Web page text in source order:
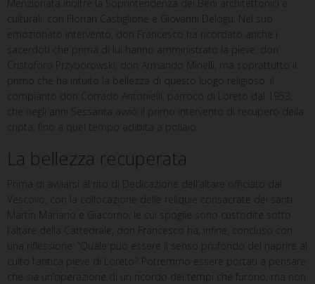
Menzionata inoltre la Soprintendenza dei Beni architettonici e
culturali, con Florian Castiglione e Giovanni Delogu. Nel suo
emozionato intervento, don Francesco ha ricordato anche i
sacerdoti che prima di lui hanno amministrato la pieve: don
Cristoforo Przyborowski, don Armando Minelli, ma soprattutto il
primo che ha intuito la bellezza di questo luogo religioso, il
compianto don Corrado Antonielli, parroco di Loreto dal 1953,
che negli anni Sessanta avviò il primo intervento di recupero della
cripta, fino a quel tempo adibita a pollaio.
La bellezza recuperata
Prima di avviarsi al rito di Dedicazione dell’altare officiato dal
Vescovo, con la collocazione delle reliquie consacrate dei santi
Martiri Mariano e Giacomo, le cui spoglie sono custodite sotto
l’altare della Cattedrale, don Francesco ha, infine, concluso con
una riflessione: “Quale può essere il senso profondo del riaprire al
culto l’antica pieve di Loreto? Potremmo essere portati a pensare
che sia un’operazione di un ricordo dei tempi che furono, ma non